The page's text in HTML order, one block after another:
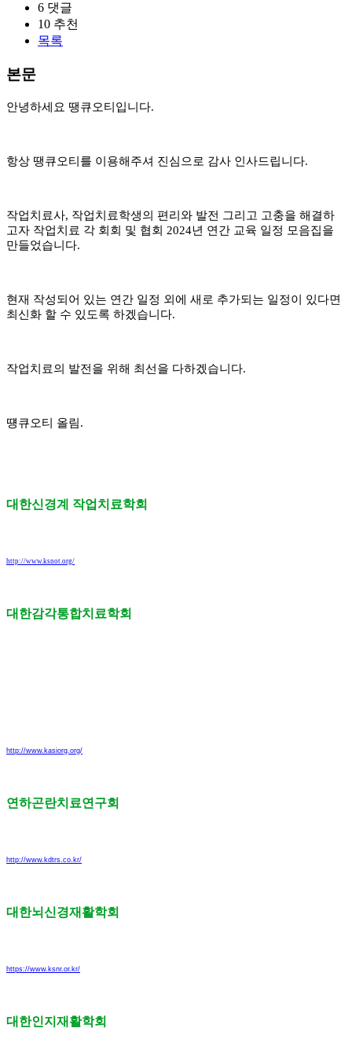
6 댓글
10 추천
목록
본문
안녕하세요 땡큐오티입니다.
항상 땡큐오티를 이용해주셔 진심으로 감사 인사드립니다.
작업치료사, 작업치료학생의 편리와 발전 그리고 고충을 해결하
고자 작업치료 각 회회 및 협회 2024년 연간 교육 일정 모음집을
만들었습니다.
현재 작성되어 있는 연간 일정 외에 새로 추가되는 일정이 있다면
최신화 할 수 있도록 하겠습니다.
작업치료의 발전을 위해 최선을 다하겠습니다.
떙큐오티 올림.
대한신경계 작업치료학회
http://www.ksnot.org/
대한감각통합치료학회
http://www.kasiorg.org/
연하곤란치료연구회
http://www.kdtrs.co.kr/
대한뇌신경재활학회
https://www.ksnr.or.kr/
대한인지재활학회